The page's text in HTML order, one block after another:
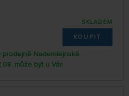
SKLADEM
KOUPIT
prodejně Nademlejnská
může být u Vás